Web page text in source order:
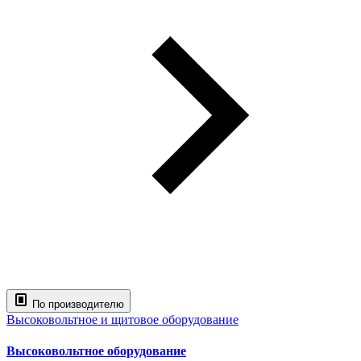
По производителю
Высоковольтное и щитовое оборудование
Высоковольтное оборудование